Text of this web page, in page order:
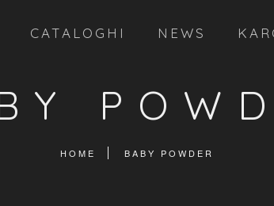
CATALOGHI NEWS
HOME BABY POWDER